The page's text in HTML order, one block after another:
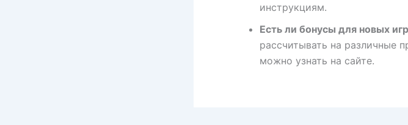
инструкциям.
Есть ли бонусы для новых
рассчитывать на различные
можно узнать на сайте.